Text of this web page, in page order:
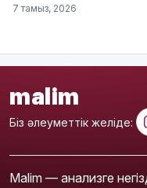
7 тамыз, 2026
malim
Біз әлеуметтік желіде:
Malim — анализге